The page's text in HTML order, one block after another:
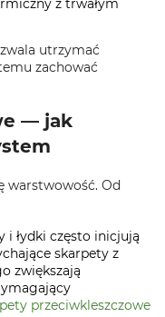
z trwałym
utrzymać
zachować
— jak
warstwowość. Od
i łydki często inicjują
skarpety z
zwiększają
przeciwkleszczowe